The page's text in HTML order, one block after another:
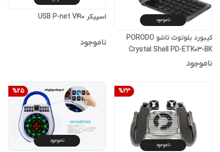
ناموجود
کیبورد بلوتوث تاشو PORODO
Crystal Shell PD-ETK03-BK
ناموجود
اسپیکر USB P-net V410
ناموجود
%23
ناموجود
%25
ناموجود